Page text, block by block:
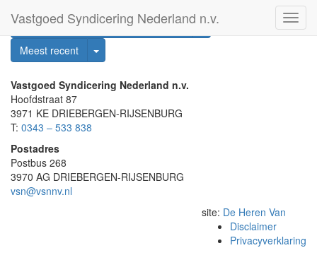
Vastgoed Syndicering Nederland n.v.
Woningmaatschappen Staalbankiers
Toggle Dropdown
Meest recent
Toggle Dropdown
Vastgoed Syndicering Nederland n.v.
Hoofdstraat 87
3971 KE DRIEBERGEN-RIJSENBURG
T: 0343 – 533 838
Postadres
Postbus 268
3970 AG DRIEBERGEN-RIJSENBURG
vsn@vsnnv.nl
site: De Heren Van
Disclaimer
Privacyverklaring